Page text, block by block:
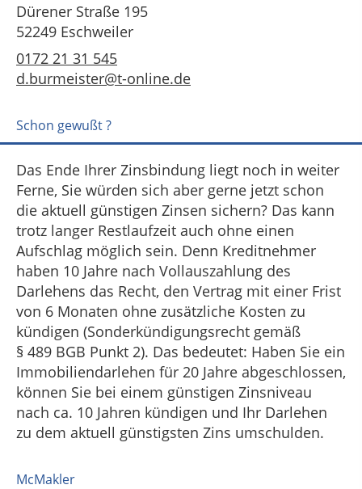
Dürener Straße 195
52249 Eschweiler
0172 21 31 545
d.burmeister@t-online.de
Schon gewußt ?
Das Ende Ihrer Zinsbindung liegt noch in weiter
Ferne, Sie würden sich aber gerne jetzt schon
die aktuell günstigen Zinsen sichern? Das kann
trotz langer Restlaufzeit auch ohne einen
Aufschlag möglich sein. Denn Kreditnehmer
haben 10 Jahre nach Vollauszahlung des
Darlehens das Recht, den Vertrag mit einer Frist
von 6 Monaten ohne zusätzliche Kosten zu
kündigen (Sonderkündigungsrecht gemäß
§ 489 BGB Punkt 2). Das bedeutet: Haben Sie ein
Immobiliendarlehen für 20 Jahre abgeschlossen,
können Sie bei einem günstigen Zinsniveau
nach ca. 10 Jahren kündigen und Ihr Darlehen
zu dem aktuell günstigsten Zins umschulden.
McMakler